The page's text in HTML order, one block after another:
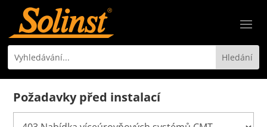
Požadavky před instalací